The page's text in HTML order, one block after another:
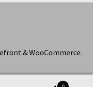
& WooCommerce.